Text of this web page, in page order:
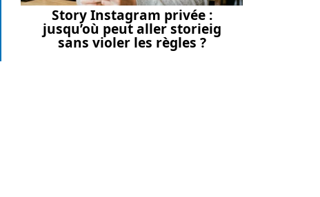
Story Instagram privée :
jusqu’où peut aller storieig
sans violer les règles ?